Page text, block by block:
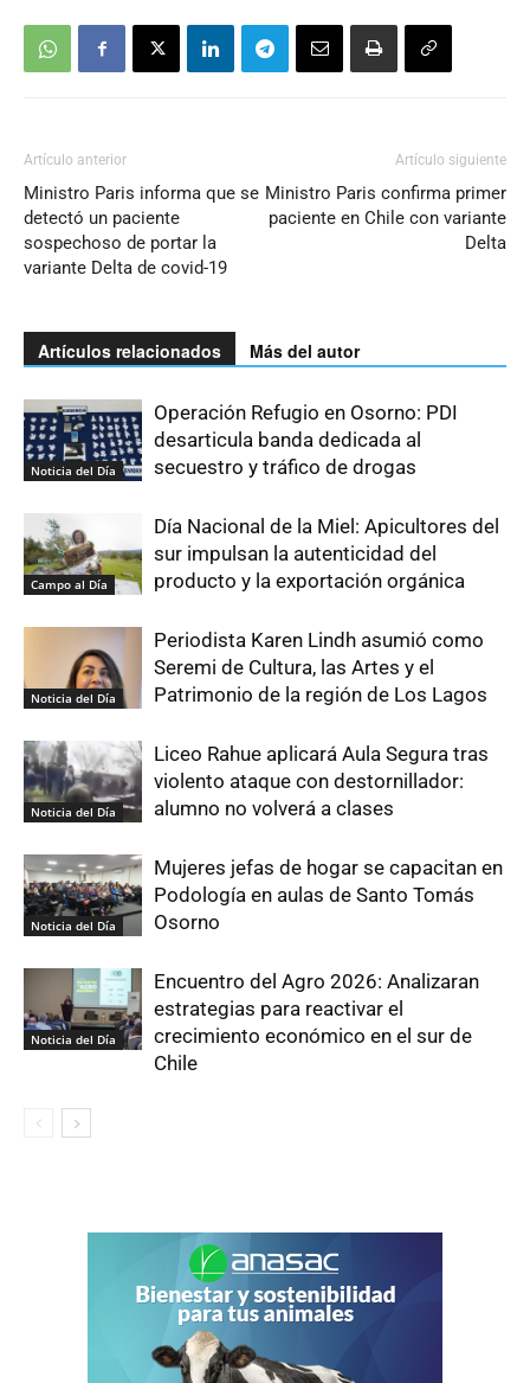
Artículo anterior
Ministro Paris informa que se
detectó un paciente
sospechoso de portar la
variante Delta de covid-19
Artículo siguiente
Ministro Paris confirma primer
paciente en Chile con variante
Delta
Artículos relacionados Más del autor
Noticia del Día
Operación Refugio en Osorno: PDI
desarticula banda dedicada al
secuestro y tráfico de drogas
Campo al Día
Día Nacional de la Miel: Apicultores del
sur impulsan la autenticidad del
producto y la exportación orgánica
Noticia del Día
Periodista Karen Lindh asumió como
Seremi de Cultura, las Artes y el
Patrimonio de la región de Los Lagos
Noticia del Día
Liceo Rahue aplicará Aula Segura tras
violento ataque con destornillador:
alumno no volverá a clases
Noticia del Día
Mujeres jefas de hogar se capacitan en
Podología en aulas de Santo Tomás
Osorno
Noticia del Día
Encuentro del Agro 2026: Analizaran
estrategias para reactivar el
crecimiento económico en el sur de
Chile